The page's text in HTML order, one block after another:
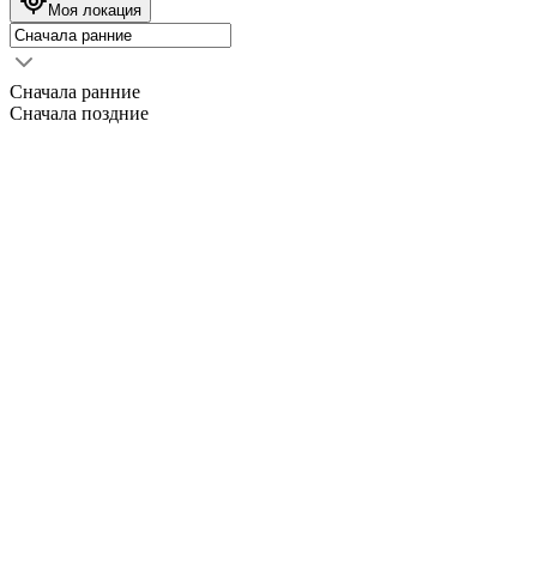
Моя локация
Сначала ранние
Сначала поздние